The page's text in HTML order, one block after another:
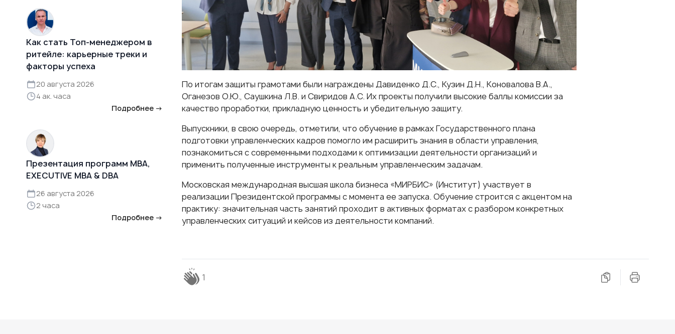
По итогам защиты грамотами были награждены Давиденко Д.С., Кузин Д.Н., Коновалова В.А.,
Оганезов О.Ю., Саушкина Л.В. и Свиридов А.С. Их проекты получили высокие баллы комиссии за
качество проработки, прикладную ценность и убедительную защиту.
Выпускники, в свою очередь, отметили, что обучение в рамках Государственного плана
подготовки управленческих кадров помогло им расширить знания в области управления,
познакомиться с современными подходами к оптимизации деятельности организаций и
применить полученные инструменты к реальным управленческим задачам.
Московская международная высшая школа бизнеса «МИРБИС» (Институт) участвует в
реализации Президентской программы с момента ее запуска. Обучение строится с акцентом на
практику: значительная часть занятий проходит в активных форматах с разбором конкретных
управленческих ситуаций и кейсов из деятельности компаний.
Как стать Топ-менеджером в
ритейле: карьерные треки и
факторы успеха
20 августа 2026
4 ак. часа
Подробнее →
Презентация программ MBA,
EXECUTIVE MBA & DBA
26 августа 2026
2 часа
Подробнее →
1